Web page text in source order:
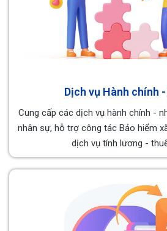
Dịch vụ Hành chính
Cung cấp các dịch vụ hành chính -
nhân sự, hỗ trợ công tác Bảo hiểm
dịch vụ tính lương -